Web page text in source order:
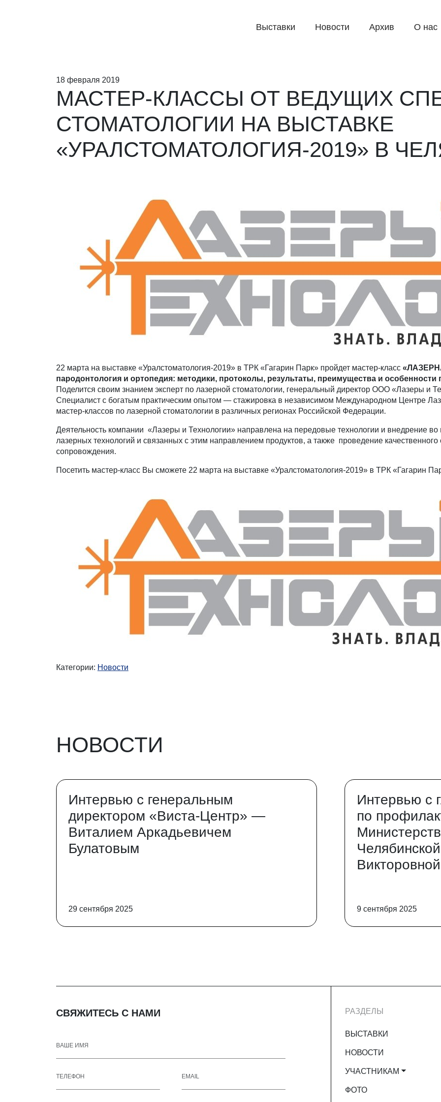
Выставки Новости Архив О нас
18 февраля 2019
МАСТЕР-КЛАССЫ ОТ ВЕДУЩИХ
СТОМАТОЛОГИИ НА ВЫСТАВКЕ
«УРАЛСТОМАТОЛОГИЯ-2019» В
22 марта на выставке «Уралстоматология-2019» в ТРК «Гагарин Парк» пройдет мастер-класс
пародонтология и ортопедия: методики, протоколы, результаты, преимущества и особенности
Поделится своим знанием эксперт по лазерной стоматологии, генеральный директор ООО «Лазеры и
Специалист с богатым практическим опытом — стажировка в независимом Международном Центре
мастер-классов по лазерной стоматологии в различных регионах Российской Федерации.
Деятельность компании «Лазеры и Технологии» направлена на передовые технологии и внедрение во
лазерных технологий и связанных с этим направлением продуктов, а также проведение качественного
сопровождения.
Посетить мастер-класс Вы сможете 22 марта на выставке «Уралстоматология-2019» в ТРК «Гагарин
Категории: Новости
НОВОСТИ
Интервью с генеральным
директором «Виста-Центр» —
Виталием Аркадьевичем
Булатовым
29 сентября 2025
Интервью с
по
9 сентября 2025
СВЯЖИТЕСЬ С НАМИ РАЗДЕЛЫ
ВЫСТАВКИ
НОВОСТИ
УЧАСТНИКАМ
ФОТО